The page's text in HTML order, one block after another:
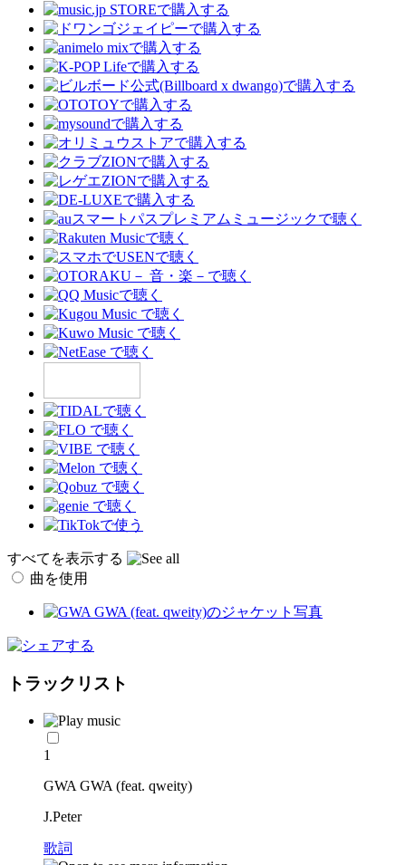
すべてを表示する
曲を使用
トラックリスト
1
GWA GWA (feat. qweity)
J.Peter
歌詞